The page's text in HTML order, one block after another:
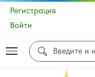
Регистрация
Войти